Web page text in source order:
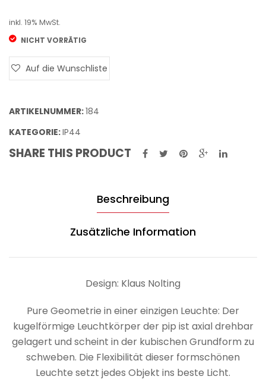
inkl. 19% MwSt.
NICHT VORRÄTIG
Auf die Wunschliste
ARTIKELNUMMER:184
KATEGORIE:IP44
SHARE THIS PRODUCT
Beschreibung
Zusätzliche Information
Design: Klaus Nolting
Pure Geometrie in einer einzigen Leuchte: Der
kugelförmige Leuchtkörper der pip ist axial drehbar
gelagert und scheint in der kubischen Grundform zu
schweben. Die Flexibilität dieser formschönen
Leuchte setzt jedes Objekt ins beste Licht.